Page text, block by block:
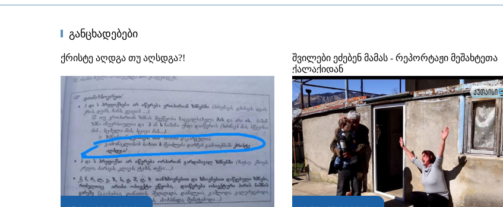
განცხადებები
ქრისტე აღდგა თუ აღსდგა?!
შვილები ეძებენ მამას - რეპორტაჟი მეშახტეთა
ქალაქიდან